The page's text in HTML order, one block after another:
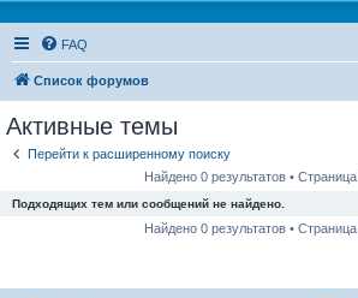
FAQ
Список форумов
Активные темы
Перейти к расширенному поиску
Найдено 0 результатов • Страница
Подходящих тем или сообщений не найдено.
Найдено 0 результатов • Страница